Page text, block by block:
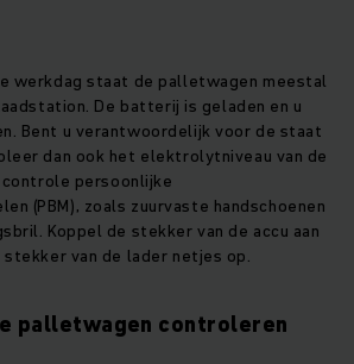
werkdag staat de palletwagen meestal
De batterij is geladen en u
Bent u verantwoordelijk voor de staat
dan ook het elektrolytniveau van de
controle persoonlijke
(PBM), zoals zuurvaste handschoenen
Koppel de stekker van de accu aan
van de lader netjes op.
palletwagen controleren